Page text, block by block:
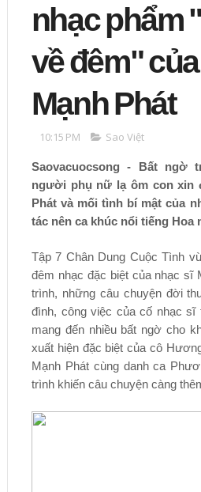
nhạc phẩm
về đêm"
Mạnh Phát
10:15 PM Sao Việt
Saovacuocsong - Bất ngờ
người phụ nữ lạ ôm con xin
Phát và mối tình bí mật của
tác nên ca khúc nổi tiếng Hoa
Tập 7 Chân Dung Cuộc Tình
đêm nhạc đặc biệt của nhạc sĩ
trình, những câu chuyện đời
đình, công việc của cố nhạc
mang đến nhiều bất ngờ cho
xuất hiện đặc biệt của cô
Mạnh Phát cùng danh ca
trình khiến câu chuyện càng